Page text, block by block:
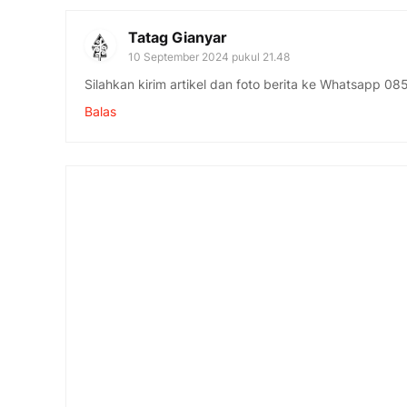
Tatag Gianyar
10 September 2024 pukul 21.48
Silahkan kirim artikel dan foto berita ke Whatsapp
Balas